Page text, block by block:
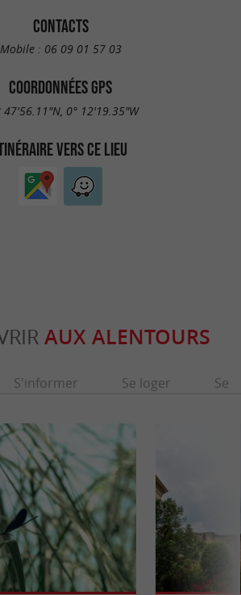
CONTACTS
Mobile : 06 09 01 57 03
COORDONNÉES GPS
47'56.11"N, 0° 12'19.35"W
VERS CE LIEU
AUX ALENTOURS
S'informer Se loger Se